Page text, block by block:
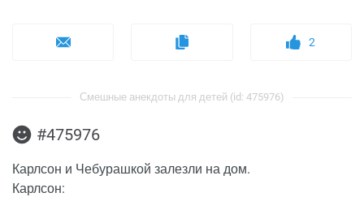
2
Смешные анекдоты для детей (id: 475976)
#475976
Карлсон и Чебурашкой залезли на дом.
Карлсон: